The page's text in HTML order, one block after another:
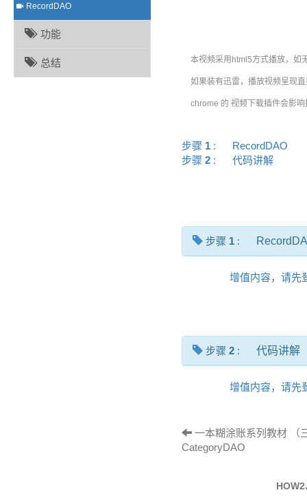
RecordDAO
功能
总结 本视频采用html5方式播放，如
如果装有迅雷，播放视频呈现
chrome 的 视频下载插件会影
步骤 1 :
RecordDAO
步骤 2 : 代码讲解
步骤 1 :
增值内容，请先
步骤 2 : 代码讲解
增值内容，请先
一本糊涂账系列教材 （
CategoryDAO